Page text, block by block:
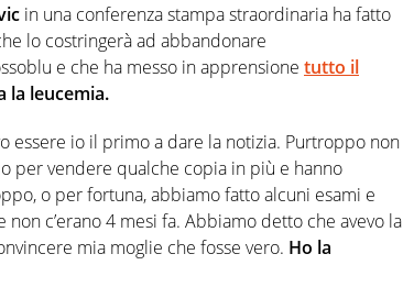
in una conferenza stampa straordinaria ha fatto
lo costringerà ad abbandonare
e che ha messo in apprensione tutto il
la leucemia.
essere io il primo a dare la notizia. Purtroppo non
per vendere qualche copia in più e hanno
o per fortuna, abbiamo fatto alcuni esami e
c’erano 4 mesi fa. Abbiamo detto che avevo la
mia moglie che fosse vero. Ho la